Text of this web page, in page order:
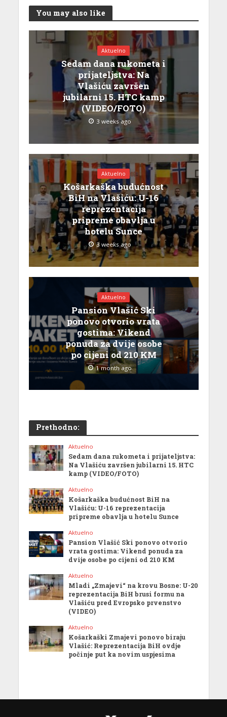
You may also like
Aktuelno
Sedam dana rukometa i
prijateljstva: Na
Vlašiću završen
jubilarni 15. HTC kamp
(VIDEO/FOTO)
3 weeks ago
Aktuelno
Košarkaška budućnost
BiH na Vlašiću: U-16
reprezentacija
pripreme obavlja u
hotelu Sunce
3 weeks ago
Aktuelno
Pansion Vlašić Ski
ponovo otvorio vrata
gostima: Vikend
ponuda za dvije osobe
po cijeni od 210 KM
1 month ago
Prethodno:
Aktuelno
Sedam dana rukometa i prijateljstva:
Na Vlašiću završen jubilarni 15. HTC
kamp (VIDEO/FOTO)
Aktuelno
Košarkaška budućnost BiH na
Vlašiću: U-16 reprezentacija
pripreme obavlja u hotelu Sunce
Aktuelno
Pansion Vlašić Ski ponovo otvorio
vrata gostima: Vikend ponuda za
dvije osobe po cijeni od 210 KM
Aktuelno
Mladi „Zmajevi“ na krovu Bosne: U-20
reprezentacija BiH brusi formu na
Vlašiću pred Evropsko prvenstvo
(VIDEO)
Aktuelno
Košarkaški Zmajevi ponovo biraju
Vlašić: Reprezentacija BiH ovdje
počinje put ka novim uspjesima